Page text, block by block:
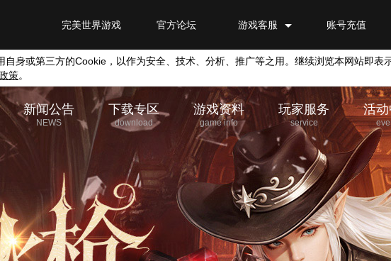
账号充值
游戏客服
官方论坛
完美世界游戏
自身或第三方的Cookie ，以作为安全、技术、分析、推广等之用。继续浏览本网站即表
策。
新闻公告
NEWS
下载专区
download
游戏资料
game info
玩家服务
service
活